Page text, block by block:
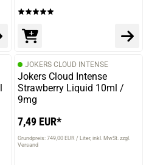
JOKERS CLOUD INTENSE
Jokers Cloud Intense
Strawberry Liquid 10ml /
9mg
7,49 EUR*
Grundpreis: 749,00 EUR / Liter inkl. MwSt. zzgl.
Versand